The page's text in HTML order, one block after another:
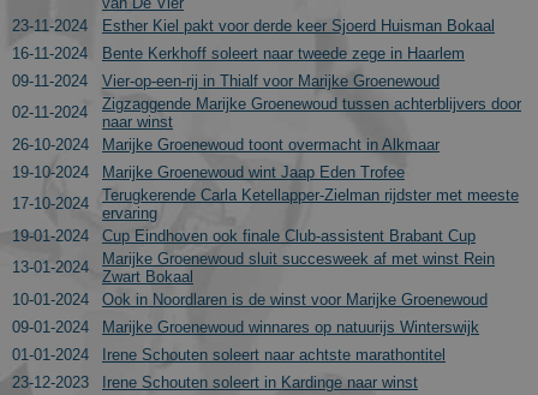
23-11-2024
Esther Kiel pakt voor derde keer Sjoerd Huisman Bokaal
16-11-2024
Bente Kerkhoff soleert naar tweede zege in Haarlem
09-11-2024
Vier-op-een-rij in Thialf voor Marijke Groenewoud
02-11-2024
Zigzaggende Marijke Groenewoud tussen achterblijvers door
naar winst
26-10-2024
Marijke Groenewoud toont overmacht in Alkmaar
19-10-2024
Marijke Groenewoud wint Jaap Eden Trofee
17-10-2024
Terugkerende Carla Ketellapper-Zielman rijdster met meeste
ervaring
19-01-2024
Cup Eindhoven ook finale Club-assistent Brabant Cup
13-01-2024
Marijke Groenewoud sluit succesweek af met winst Rein
Zwart Bokaal
10-01-2024
Ook in Noordlaren is de winst voor Marijke Groenewoud
09-01-2024
Marijke Groenewoud winnares op natuurijs Winterswijk
01-01-2024
Irene Schouten soleert naar achtste marathontitel
23-12-2023
Irene Schouten soleert in Kardinge naar winst